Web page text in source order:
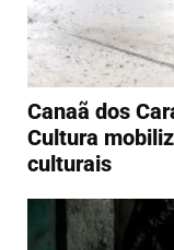
Canaã dos
Cultura
culturais